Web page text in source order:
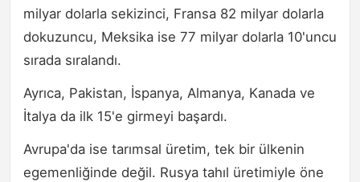
milyar dolarla sekizinci, Fransa 82 milyar dolarla
dokuzuncu, Meksika ise 77 milyar dolarla 10'uncu
sırada sıralandı.
Ayrıca, Pakistan, İspanya, Almanya, Kanada ve
İtalya da ilk 15'e girmeyi başardı.
Avrupa'da ise tarımsal üretim, tek bir ülkenin
egemenliğinde değil. Rusya tahıl üretimiyle öne